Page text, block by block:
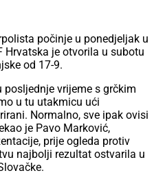
počinje u ponedjeljak u
Hrvatska je otvorila u subotu
od 17-9.
posljednje vrijeme s grčkim
u tu utakmicu ući
Normalno, sve ipak ovisi
je Pavo Marković,
prije ogleda protiv
najbolji rezultat ostvarila u